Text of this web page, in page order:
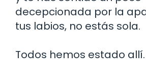
decepcionada por la
tus labios, no estás sola.
Todos hemos estado allí.